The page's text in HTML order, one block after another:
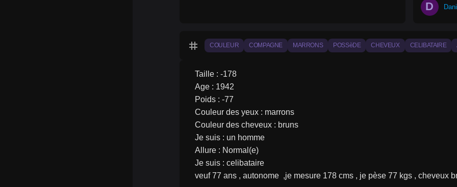
D
tag COULEUR COMPAGNE MARRONS POSSèDE CHEVEUX CELIBATAIRE
Taille : -178
Age : 1942
Poids : -77
Couleur des yeux : marrons
Couleur des cheveux : bruns
Je suis : un homme
Allure : Normal(e)
Je suis : celibataire
veuf 77 ans , autonome  ,je mesure 178 cms , je pèse 77 kgs , cheveux